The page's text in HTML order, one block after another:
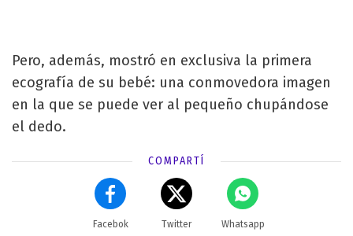
Pero, además, mostró en exclusiva la primera
ecografía de su bebé: una conmovedora imagen
en la que se puede ver al pequeño chupándose
el dedo.
COMPARTÍ
Facebok Twitter Whatsapp